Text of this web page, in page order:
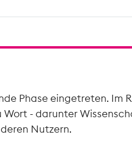
Phase eingetreten. Im
Wort - darunter
Nutzern.